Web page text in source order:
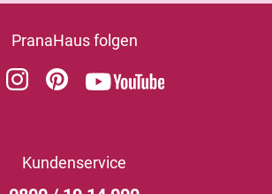
PranaHaus folgen
Kundenservice